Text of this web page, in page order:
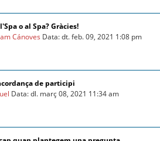
o al Spa? Gràcies!
Cánoves Data: dt. feb. 09, 2021 1:08 pm
de participi
Data: dl. març 08, 2021 11:34 am